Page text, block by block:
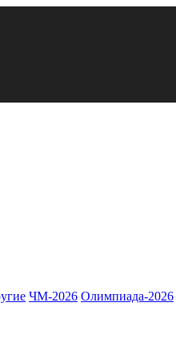
ЧМ-2026 Олимпиада-2026